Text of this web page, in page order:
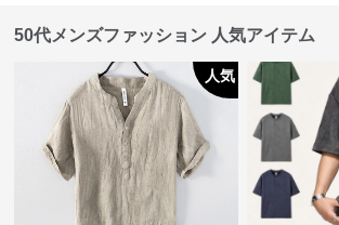
50代メンズファッション 人気アイテム
人気